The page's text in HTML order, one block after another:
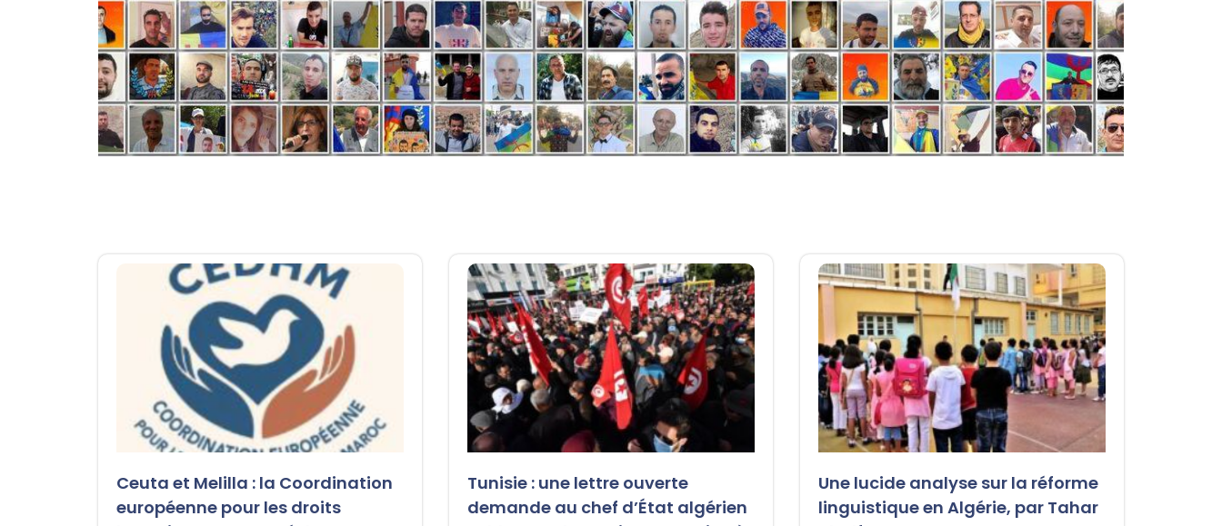
Ceuta et Melilla : la Coordination
européenne pour les droits
Tunisie : une lettre ouverte
demande au chef d’État algérien
Une lucide analyse sur la réforme
linguistique en Algérie, par Tahar